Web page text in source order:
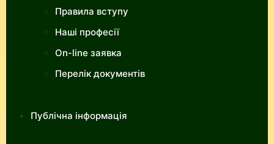
Правила вступу
Наші професії
On-line заявка
Перелік документів
Публічна інформація